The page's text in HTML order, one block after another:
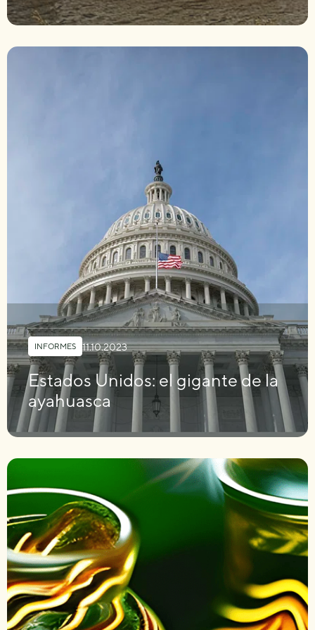
INFORMES 11.10.2023
Estados Unidos: el gigante de la
ayahuasca